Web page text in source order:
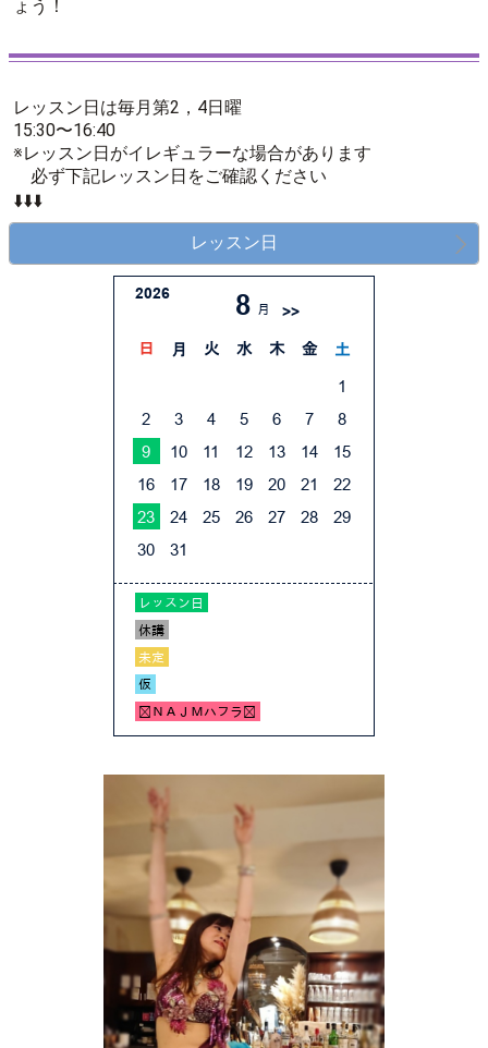
ょう！
レッスン日は毎月第2，4日曜
15:30〜16:40
※レッスン日がイレギュラーな場合があります
必ず下記レッスン日をご確認ください
⬇️⬇️⬇️
レッスン日